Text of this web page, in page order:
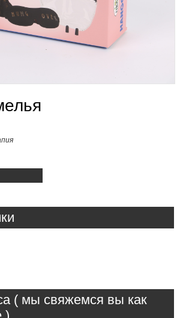
( мы свяжемся вы как